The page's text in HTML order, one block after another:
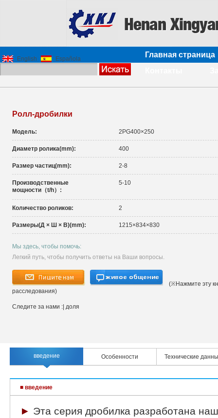
English Española
Главная страница
Ролл-дробилки
Модель: 2PG400×250
Диаметр ролика(mm): 400
Размер частиц(mm): 2-8
Производственные
мощности（t/h）:
5-10
Количество роликов: 2
Размеры(Д × Ш × В)(mm): 1215×834×830
Мы здесь, чтобы помочь:
Легкий путь, чтобы получить ответы на Ваши вопросы.
(※Нажмите эту
расследования)
Следите за нами : | доля
введение Особенности Технические
■ введение
► Эта серия дробилка разработана